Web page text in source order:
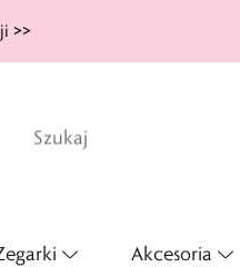
>>
Akcesoria